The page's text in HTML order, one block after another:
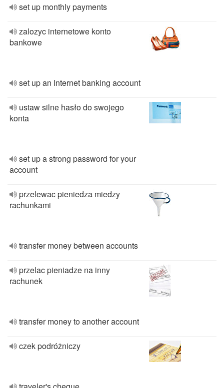
set up monthly payments
zalozyc internetowe konto
bankowe
set up an Internet banking account
ustaw silne hasło do swojego
konta
set up a strong password for your
account
przelewac pieniedza miedzy
rachunkami
transfer money between accounts
przelac pieniadze na inny
rachunek
transfer money to another account
czek podróżniczy